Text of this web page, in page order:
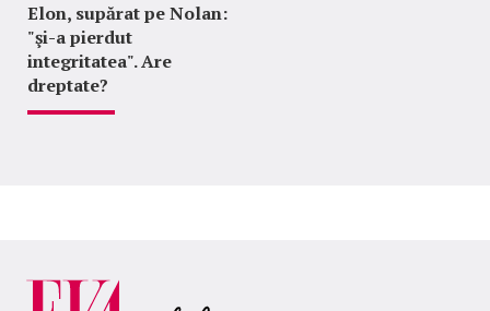
Elon, supărat pe Nolan:
"şi-a pierdut
integritatea". Are
dreptate?